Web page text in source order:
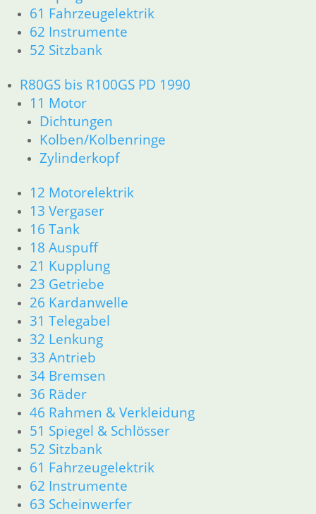
61 Fahrzeugelektrik
62 Instrumente
52 Sitzbank
R80GS bis R100GS PD 1990
11 Motor
Dichtungen
Kolben/Kolbenringe
Zylinderkopf
12 Motorelektrik
13 Vergaser
16 Tank
18 Auspuff
21 Kupplung
23 Getriebe
26 Kardanwelle
31 Telegabel
32 Lenkung
33 Antrieb
34 Bremsen
36 Räder
46 Rahmen & Verkleidung
51 Spiegel & Schlösser
52 Sitzbank
61 Fahrzeugelektrik
62 Instrumente
63 Scheinwerfer
R45 & R65LS
11 Motor
Dichtungen
Kolben/Kolbenringe
12 Motorelektrik
13 Vergaser
16 Tank
18 Auspuff
21 Kupplung
34 Bremsen
36 Räder
46 Rahmen & Verkleidung
51 Spiegel & Schlösser
52 Sitzbank
61 Fahrzeugelektrik
62 Instrumente
63 Scheinwerfer
R80GS ab 1991 bis R100GS PD R80 Basic
11 Motor
Dichtungen
Zylinderkopf
Kolben/Kolbenringe
12 Motorelektrik
13 Vergaser
16 Tank
18 Auspuff
21 Kupplung
23 Getriebe
31 Telegabel